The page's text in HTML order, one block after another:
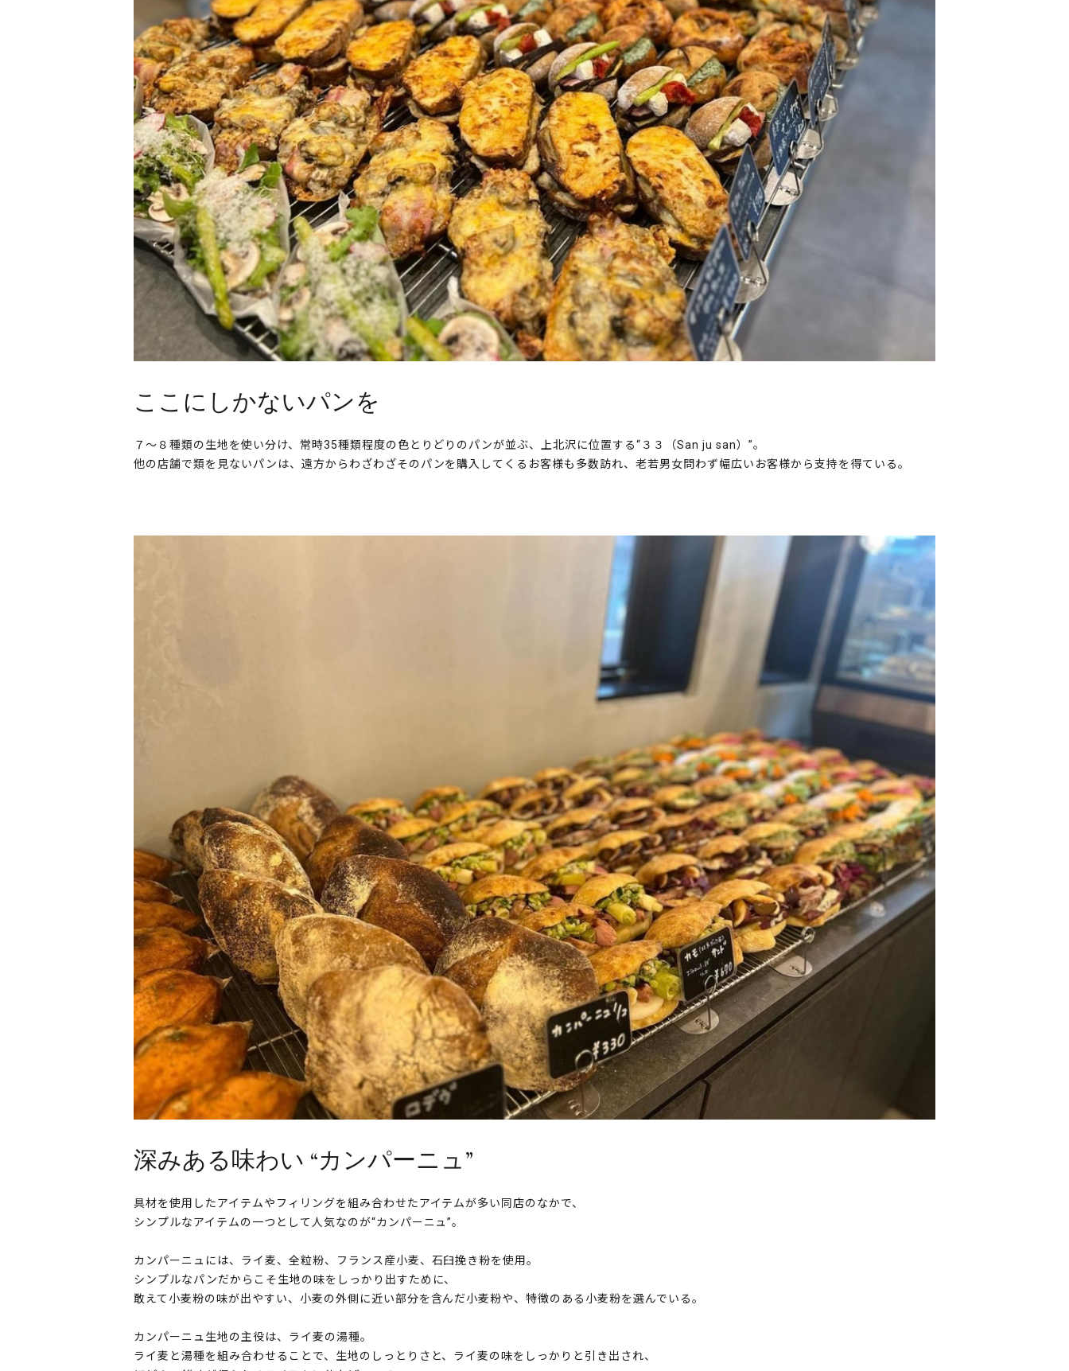
ここにしかないパンを
７～８種類の生地を使い分け、常時35種類程度の色とりどりのパンが並ぶ、上北沢に位置する“３３（San ju san）”。
他の店舗で類を見ないパンは、遠方からわざわざそのパンを購入してくるお客様も多数訪れ、老若男女問わず幅広いお客様から支持を得ている。
深みある味わい “カンパーニュ”
具材を使用したアイテムやフィリングを組み合わせたアイテムが多い同店のなかで、
シンプルなアイテムの一つとして人気なのが“カンパーニュ”。
カンパーニュには、ライ麦、全粒粉、フランス産小麦、石臼挽き粉を使用。
シンプルなパンだからこそ生地の味をしっかり出すために、
敢えて小麦粉の味が出やすい、小麦の外側に近い部分を含んだ小麦粉や、特徴のある小麦粉を選んでいる。
カンパーニュ生地の主役は、ライ麦の湯種。
ライ麦と湯種を組み合わせることで、生地のしっとりさと、ライ麦の味をしっかりと引き出され、